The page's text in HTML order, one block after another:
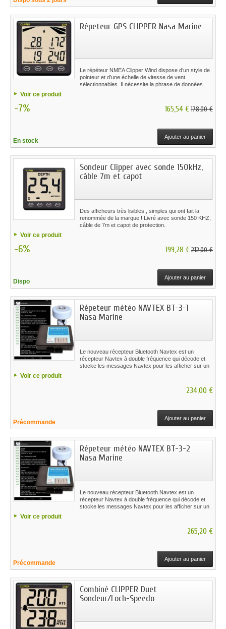
Répeteur GPS CLIPPER Nasa Marine
Le répéteur NMEA Clipper Wind dispose d’un style de
pointeur et d’une échelle de vitesse de vent
sélectionnables. Il nécessite la phrase de données
Voir ce produit
-7% 165,54 €178,00 €
En stock
Ajouter au panier
Sondeur Clipper avec sonde 150kHz,
câble 7m et capot
Des afficheurs très lisibles , simples qui ont fait la
renommée de la marque ! Livré avec sonde 150 KHZ,
câble de 7m et capot de protection.
Voir ce produit
-6% 199,28 €212,00 €
Dispo
Ajouter au panier
Répeteur météo NAVTEX BT-3-1
Nasa Marine
Le nouveau récepteur Bluetooth Navtex est un
récepteur Navtex à double fréquence qui décode et
stocke les messages Navtex pour les afficher sur un
Voir ce produit
234,00 €
Précommande
Ajouter au panier
Répeteur météo NAVTEX BT-3-2
Nasa Marine
Le nouveau récepteur Bluetooth Navtex est un
récepteur Navtex à double fréquence qui décode et
stocke les messages Navtex pour les afficher sur un
Voir ce produit
265,20 €
Précommande
Ajouter au panier
Combiné CLIPPER Duet
Sondeur/Loch-Speedo